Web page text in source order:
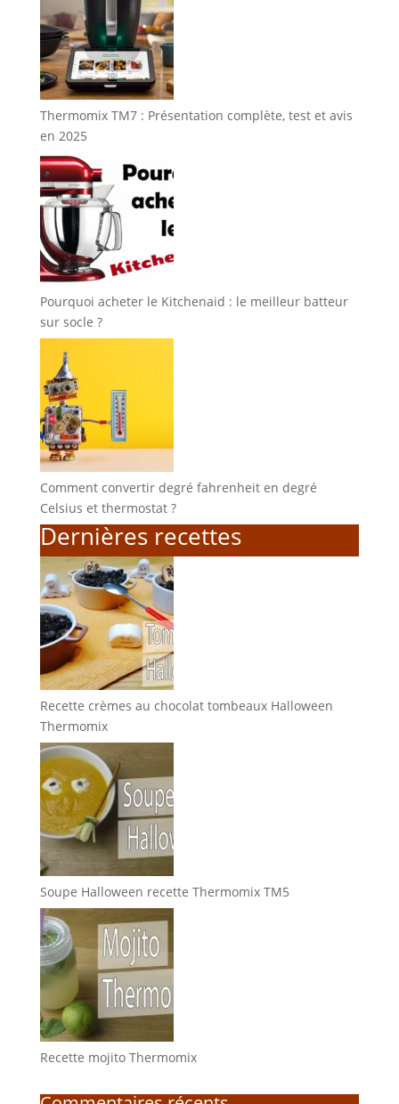
Thermomix TM7 : Présentation complète, test et avis
en 2025
Pourquoi acheter le Kitchenaid : le meilleur batteur
sur socle ?
Comment convertir degré fahrenheit en degré
Celsius et thermostat ?
Dernières recettes
Recette crèmes au chocolat tombeaux Halloween
Thermomix
Soupe Halloween recette Thermomix TM5
Recette mojito Thermomix